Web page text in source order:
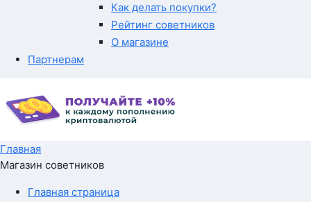
Как делать покупки?
Рейтинг советников
О магазине
Партнерам
Главная
Магазин советников
Главная страница